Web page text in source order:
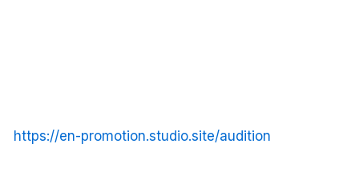
https://en-promotion.studio.site/audition